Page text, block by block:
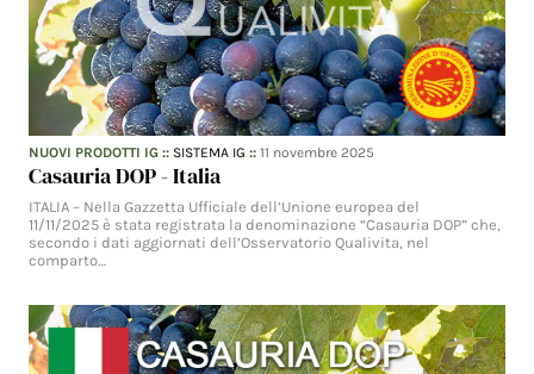
NUOVI PRODOTTI IG :: SISTEMA IG ::11 novembre 2025
Casauria DOP - Italia
ITALIA – Nella Gazzetta Ufficiale dell’Unione europea del
11/11/2025 è stata registrata la denominazione “Casauria DOP” che,
secondo i dati aggiornati dell’Osservatorio Qualivita, nel
comparto…